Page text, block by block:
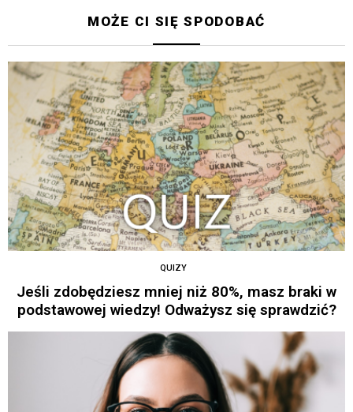
MOŻE CI SIĘ SPODOBAĆ
QUIZY
Jeśli zdobędziesz mniej niż 80%, masz braki w
podstawowej wiedzy! Odważysz się sprawdzić?